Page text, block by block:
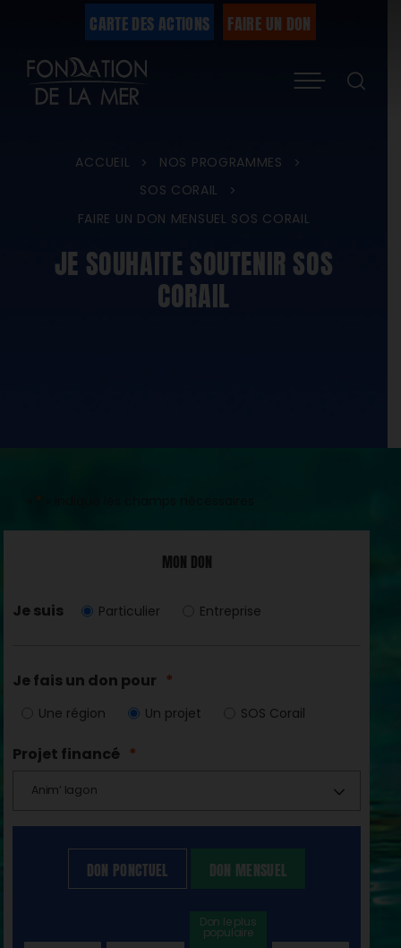
CARTE DES ACTIONS FAIRE UN DON
ACCUEIL > NOS PROGRAMMES
>
SOS CORAIL
>
FAIRE UN DON MENSUEL SOS CORAIL
JE SOUHAITE SOUTENIR SOS
CORAIL
*
MON DON
Je suis Particulier Entreprise
Je fais un don pour *
Une région Un projet SOS Corail
Projet financé *
Anim’ lagon
DON PONCTUEL DON MENSUEL